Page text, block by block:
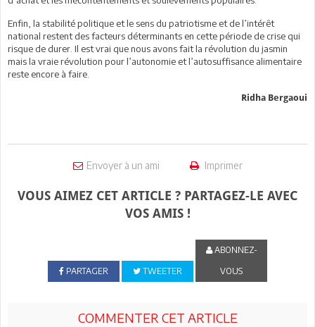
Enfin, la stabilité politique et le sens du patriotisme et de l’intérêt
national restent des facteurs déterminants en cette période de crise qui
risque de durer. Il est vrai que nous avons fait la révolution du jasmin
mais la vraie révolution pour l’autonomie et l’autosuffisance alimentaire
reste encore à faire.
Ridha Bergaoui
Envoyer à un ami Imprimer
VOUS AIMEZ CET ARTICLE ? PARTAGEZ-LE AVEC
VOS AMIS !
PARTAGER TWEETER
ABONNEZ-
VOUS
COMMENTER CET ARTICLE